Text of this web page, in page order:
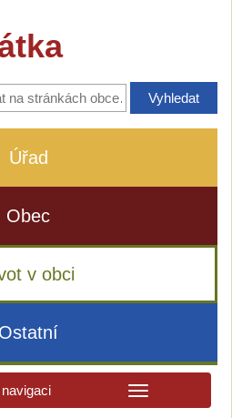
Úřad
Obec
v obci
Ostatní